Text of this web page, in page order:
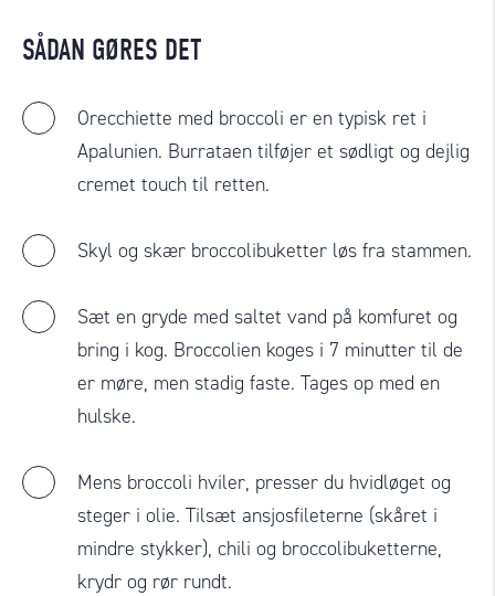
SÅDAN GØRES DET
Orecchiette med broccoli er en typisk ret i
Apalunien. Burrataen tilføjer et sødligt og dejlig
cremet touch til retten.
Skyl og skær broccolibuketter løs fra stammen.
Sæt en gryde med saltet vand på komfuret og
bring i kog. Broccolien koges i 7 minutter til de
er møre, men stadig faste. Tages op med en
hulske.
Mens broccoli hviler, presser du hvidløget og
steger i olie. Tilsæt ansjosfileterne (skåret i
mindre stykker), chili og broccolibuketterne,
krydr og rør rundt.